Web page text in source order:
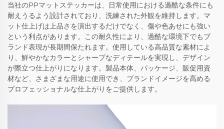
当社のPPマットステッカーは、日常使用における過酷な条件にも
耐えうるよう設計されており、洗練された外観を維持します。マ
ット仕上げは上品さを演出するだけでなく、傷や色あせにも強い
という利点があります。この耐久性により、過酷な環境下でもブ
ランド表現が長期間保たれます。使用している高品質な素材によ
り、鮮やかなカラーとシャープなディテールを実現し、デザイン
が際立つ仕上がりになります。製品本体、パッケージ、販促用資
材など、さまざまな用途に使用でき、ブランドイメージを高める
プロフェッショナルな仕上がりをご提供します。